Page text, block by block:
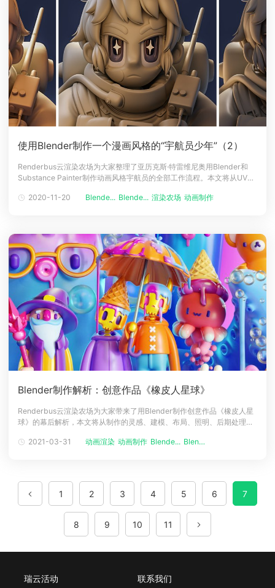
使用Blender制作一个漫画风格的“宇航员少年”（2）
Renderbus云渲染农场为大家整理了亚历克斯·特雷维尼奥用Blender和
Substance Painter制作动画风格宇航员的全部工作流程。本文将从UV制
编一起来看看吧~这是亚历克斯·特雷维尼奥（AlexTreviño）使用Blender
2020-11-20 Blende... Blende... 渲染农场 动画制作
Blender制作解析：创意作品《橡皮人星球》
Renderbus云渲染农场为大家带来了用Blender制作创意作品《橡皮人星
球》的幕后解析，本文将从制作的灵感、建模、布局、照明、后期处理等
Renderbus云渲染农场一起来看看创意作品《橡皮人星球》的幕后解析
2021-03-31 动画渲染 动画制作 Blende... Blende...
1 2 3 4 5 6 7
8 9 10 11
瑞云活动 联系我们